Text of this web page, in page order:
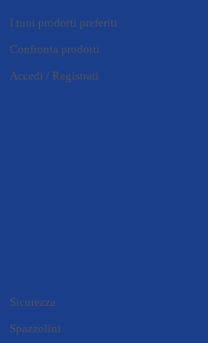
I tuoi prodotti preferiti
Confronta prodotti
Accedi / Registrati
Sicurezza
Spazzolini